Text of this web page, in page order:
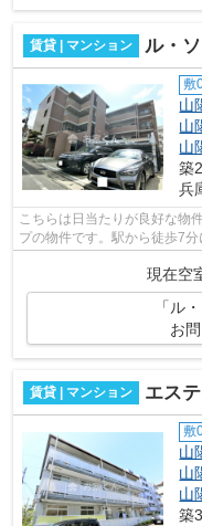
賃貸 | マンション ル・
敷
山
山
山
築
兵
こちらは日当たりが良好な物
プの物件です。駅から徒歩7
スメです。最上階のマンショ
現在空
「ル
お
賃貸 | マンション エス
敷
山
山
山
築